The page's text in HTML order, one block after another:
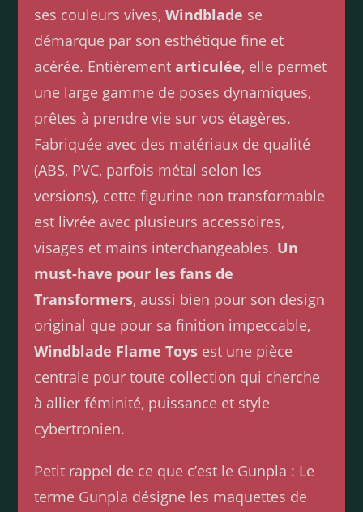
ses couleurs vives,Windblade se
démarque par son esthétique fine et
acérée. Entièrementarticulée, elle permet
une large gamme de poses dynamiques,
prêtes à prendre vie sur vos étagères.
Fabriquée avec des matériaux de qualité
(ABS, PVC, parfois métal selon les
versions), cette figurine non transformable
est livrée avec plusieurs accessoires,
visages et mains interchangeables. Un
must-have pour les fans de
Transformers, aussi bien pour son design
original que pour sa finition impeccable,
Windblade Flame Toys est une pièce
centrale pour toute collection qui cherche
à allier féminité, puissance et style
cybertronien.
Petit rappel de ce que c’est le Gunpla : Le
terme Gunpla désigne les maquettes de